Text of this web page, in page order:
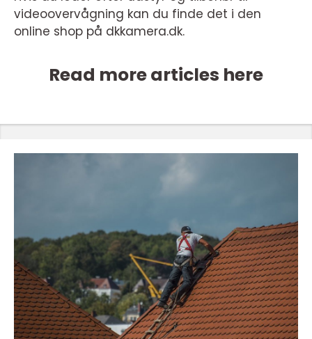
videoovervågning kan du finde det i den
online shop på dkkamera.dk.
Read more articles here